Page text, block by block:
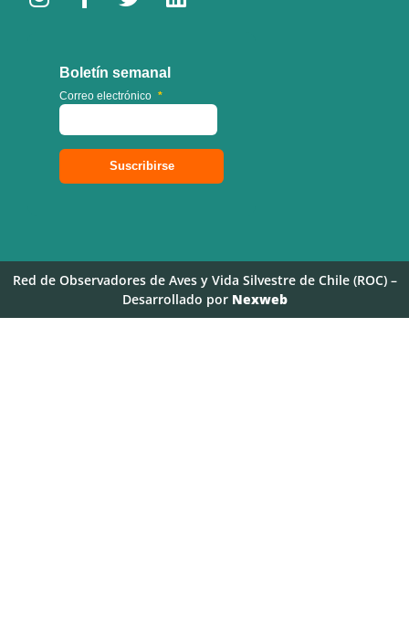
Boletín semanal
Correo electrónico *
Red de Observadores de Aves y Vida Silvestre de Chile (ROC) –
Desarrollado por Nexweb